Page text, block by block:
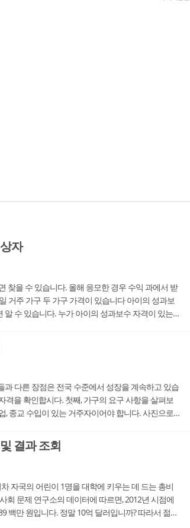
자
찾을 수 있습니다. 올해 응모한 경우 수익 과에서 받
거주 가구 두 가구 가격이 있습니다 아이의 성과보
수 있습니다. 누가 아이의 성과보수 자격이 있는지
과 다른 장점은 전국 수준에서 성장을 계속하고 있습
격을 확인합시다. 첫째, 가구의 요구 사항을 살펴보
, 종교 수입이 있는 거주자이어야 합니다. 사진으로
결과 조회
자국의 어린이 1명을 대학에 키우는 데 드는 총비
회 문제 연구소의 데이터에 따르면, 2012년 시점에
백만 원입니다. 정말 10억 달러입니까? 따라서 젊은